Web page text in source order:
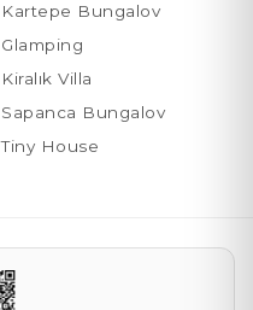
Kartepe Bungalov
Glamping
Kiralık Villa
Sapanca Bungalov
Tiny House